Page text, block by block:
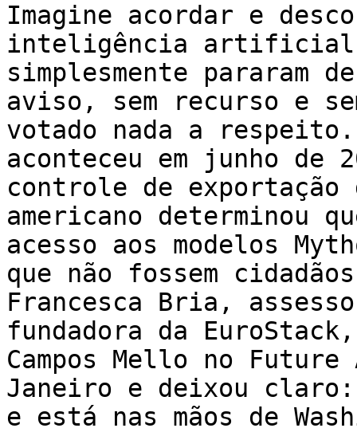
Imagine acordar e
inteligência artificial
simplesmente pararam
aviso, sem recurso e
votado nada a
aconteceu em junho de
controle de exportação
americano determinou
acesso aos modelos
que não fossem
Francesca Bria,
fundadora da
Campos Mello no
Janeiro e deixou
e está nas mãos de